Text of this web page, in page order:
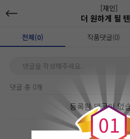
[재인]
더 원하게 될
전체(0) 작품댓글(0)
댓글을 작성해주세요.
댓글 총 0개
등록된 댓글이 없
0
0
1